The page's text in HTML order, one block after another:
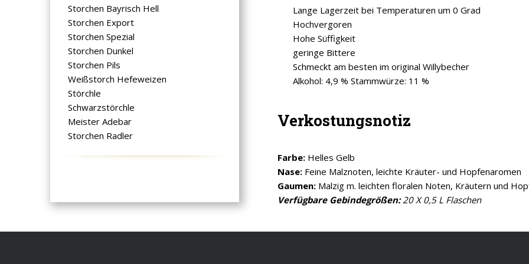
Lange Lagerzeit bei Temperaturen um 0 Grad
Hochvergoren
Hohe Süffigkeit
geringe Bittere
Schmeckt am besten im original Willybecher
Alkohol: 4,9 % Stammwürze: 11 %
Verkostungsnotiz
Farbe:Helles Gelb
Nase:Feine Malznoten, leichte Kräuter- und Hopfenaromen
Gaumen:Malzig m. leichten floralen Noten, Kräutern und
Verfügbare Gebindegrößen:20 X 0,5 L Flaschen
Storchen Bayrisch Hell
Storchen Export
Storchen Spezial
Storchen Dunkel
Storchen Pils
Weißstorch Hefeweizen
Störchle
Schwarzstörchle
Meister Adebar
Storchen Radler